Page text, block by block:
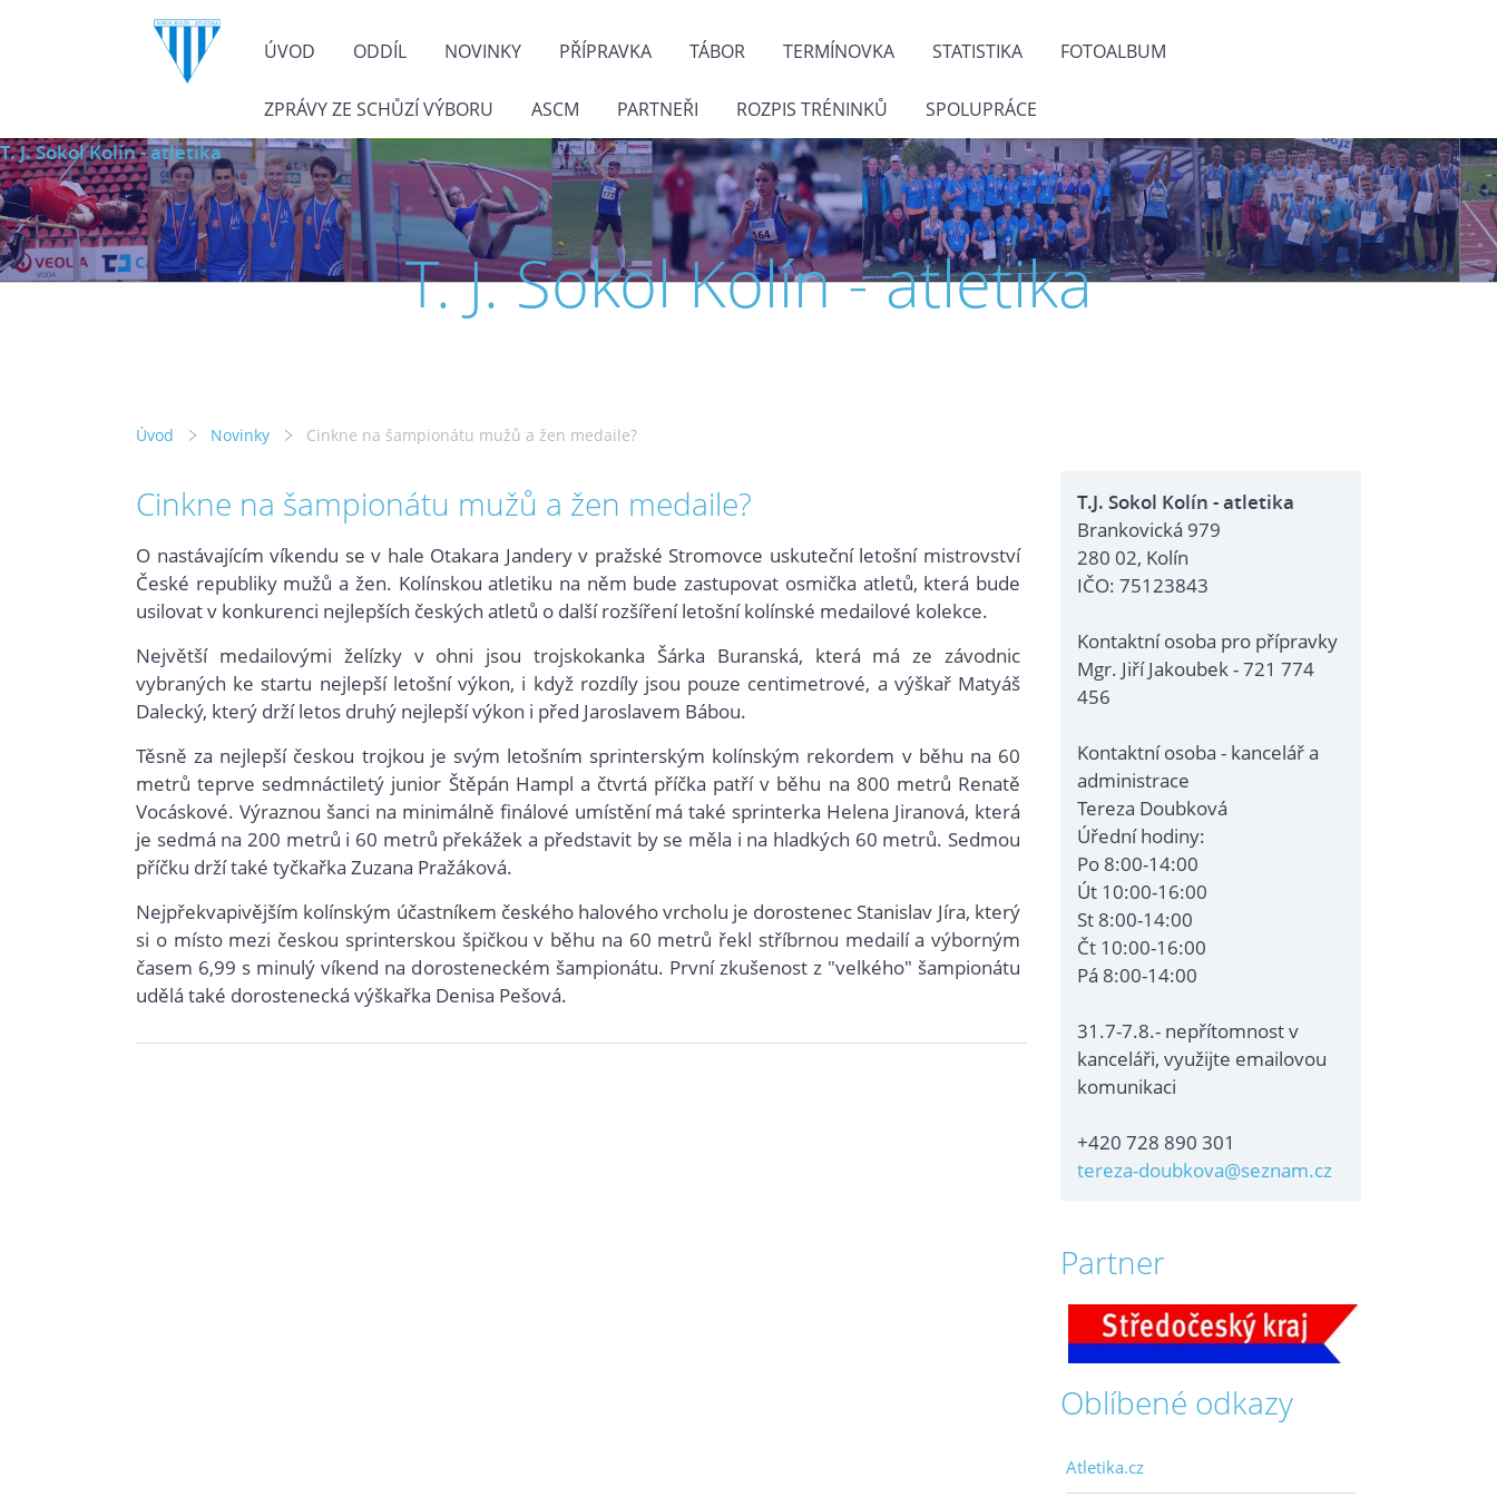
ÚVOD ODDÍL NOVINKY PŘÍPRAVKA TÁBOR TERMÍNOVKA STATISTIKA FOTOALBUM
ZPRÁVY ZE SCHŮZÍ VÝBORU ASCM PARTNEŘI ROZPIS TRÉNINKŮ SPOLUPRÁCE
T. J. Sokol Kolín - atletika
T. J. Sokol Kolín - atletika
Úvod Novinky Cinkne na šampionátu mužů a žen medaile?
T.J. Sokol Kolín - atletika
Brankovická 979
280 02, Kolín
IČO: 75123843
Kontaktní osoba pro přípravky
Mgr. Jiří Jakoubek - 721 774
456
Kontaktní osoba - kancelář a
administrace
Tereza Doubková
Úřední hodiny:
Po 8:00-14:00
Út 10:00-16:00
St 8:00-14:00
Čt 10:00-16:00
Pá 8:00-14:00
31.7-7.8.- nepřítomnost v
kanceláři, využijte emailovou
komunikaci
+420 728 890 301
tereza-doubkova@seznam.cz
Partner
Oblíbené odkazy
Atletika.cz
Cinkne na šampionátu mužů a žen medaile?
O nastávajícím víkendu se v hale Otakara Jandery v pražské Stromovce uskuteční letošní mistrovství
České republiky mužů a žen. Kolínskou atletiku na něm bude zastupovat osmička atletů, která bude
usilovat v konkurenci nejlepších českých atletů o další rozšíření letošní kolínské medailové kolekce.
Největší medailovými želízky v ohni jsou trojskokanka Šárka Buranská, která má ze závodnic
vybraných ke startu nejlepší letošní výkon, i když rozdíly jsou pouze centimetrové, a výškař Matyáš
Dalecký, který drží letos druhý nejlepší výkon i před Jaroslavem Bábou.
Těsně za nejlepší českou trojkou je svým letošním sprinterským kolínským rekordem v běhu na 60
metrů teprve sedmnáctiletý junior Štěpán Hampl a čtvrtá příčka patří v běhu na 800 metrů Renatě
Vocáskové. Výraznou šanci na minimálně finálové umístění má také sprinterka Helena Jiranová, která
je sedmá na 200 metrů i 60 metrů překážek a představit by se měla i na hladkých 60 metrů. Sedmou
příčku drží také tyčkařka Zuzana Pražáková.
Nejpřekvapivějším kolínským účastníkem českého halového vrcholu je dorostenec Stanislav Jíra, který
si o místo mezi českou sprinterskou špičkou v běhu na 60 metrů řekl stříbrnou medailí a výborným
časem 6,99 s minulý víkend na dorosteneckém šampionátu. První zkušenost z "velkého" šampionátu
udělá také dorostenecká výškařka Denisa Pešová.